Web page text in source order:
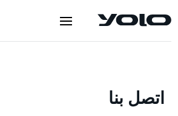
اتصل بنا